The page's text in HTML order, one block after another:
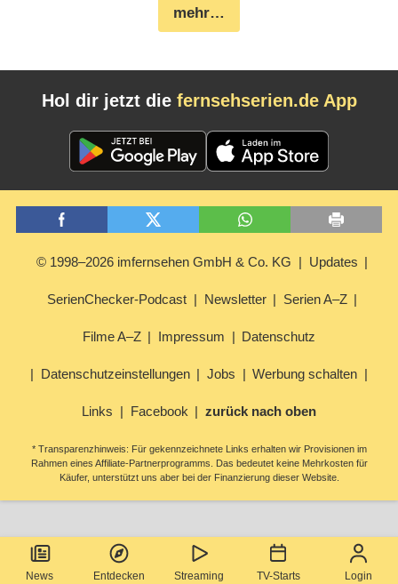
News Entdecken Streaming TV-Starts Login
mehr…
Hol dir jetzt die fernsehserien.de App
© 1998–2026 imfernsehen GmbH & Co. KG Updates
SerienChecker-Podcast Newsletter Serien A–Z
Filme A–Z Impressum Datenschutz
Datenschutzeinstellungen Jobs Werbung schalten
Links Facebook zurück nach oben
* Transparenzhinweis: Für gekennzeichnete Links erhalten wir Provisionen im
Rahmen eines Affiliate-Partnerprogramms. Das bedeutet keine Mehrkosten für
Käufer, unterstützt uns aber bei der Finanzierung dieser Website.